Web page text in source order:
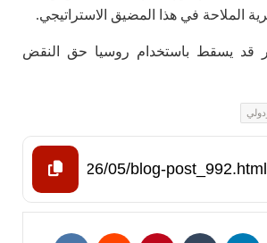
الملاحة في هذا المضيق الاستراتيجي.
قد يسقط باستخدام روسيا حق النقض